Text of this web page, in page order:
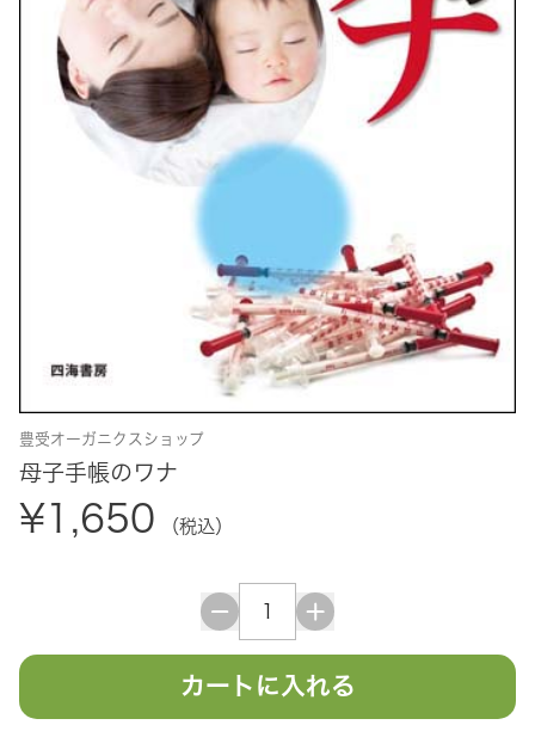
豊受オーガニクスショップ
母子手帳のワナ
¥1,650 （税込）
カートに入れる